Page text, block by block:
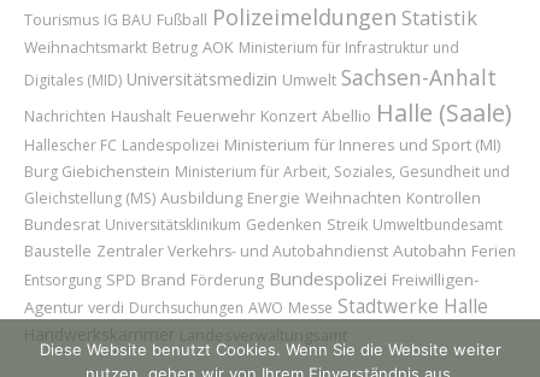
Tourismus IG BAU Fußball Polizeimeldungen Statistik
Weihnachtsmarkt Betrug AOK Ministerium für Infrastruktur und
Digitales (MID) Universitätsmedizin Umwelt Sachsen-Anhalt
Nachrichten Haushalt Feuerwehr Konzert Abellio Halle (Saale)
Hallescher FC Landespolizei Ministerium für Inneres und Sport (MI)
Burg Giebichenstein Ministerium für Arbeit, Soziales, Gesundheit und
Gleichstellung (MS) Ausbildung Energie Weihnachten Kontrollen
Bundesrat Universitätsklinikum Gedenken Streik Umweltbundesamt
Baustelle Zentraler Verkehrs- und Autobahndienst Autobahn Ferien
Entsorgung SPD Brand Förderung Bundespolizei Freiwilligen-
Agentur verdi Durchsuchungen AWO Messe Stadtwerke Halle
Diese Website benutzt Cookies. Wenn Sie die Website weiter